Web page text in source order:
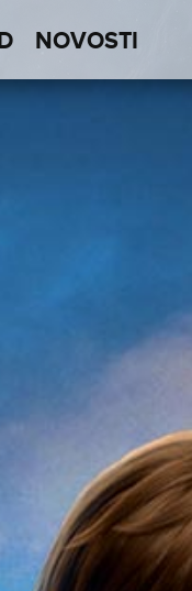
NOVOSTI